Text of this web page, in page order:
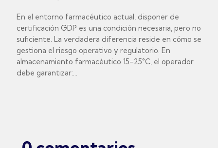
En el entorno farmacéutico actual, disponer de
certificación GDP es una condición necesaria, pero no
suficiente. La verdadera diferencia reside en cómo se
gestiona el riesgo operativo y regulatorio. En
almacenamiento farmacéutico 15–25°C, el operador
debe garantizar:...